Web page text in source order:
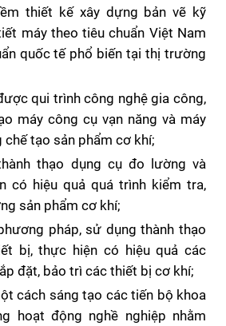
thiết kế xây dựng bản vẽ kỹ
máy theo tiêu chuẩn Việt Nam
quốc tế phổ biến tại thị trường
qui trình công nghệ gia công,
máy công cụ vạn năng và máy
chế tạo sản phẩm cơ khí;
thạo dụng cụ đo lường và
có hiệu quả quá trình kiểm tra,
sản phẩm cơ khí;
pháp, sử dụng thành thạo
bị, thực hiện có hiệu quả các
đặt, bảo trì các thiết bị cơ khí;
cách sáng tạo các tiến bộ khoa
hoạt động nghề nghiệp nhằm